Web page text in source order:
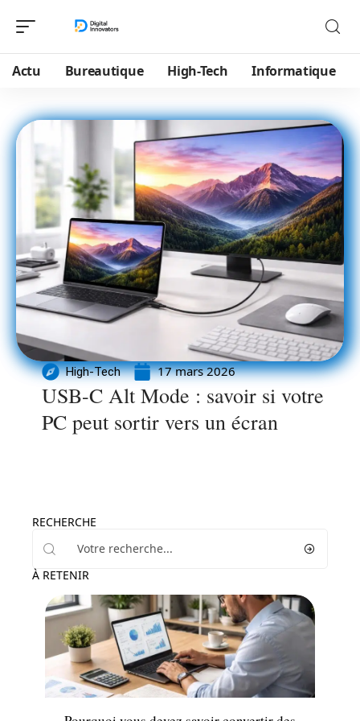
Actu Bureautique High-Tech Informatique
High-Tech 17 mars 2026
USB-C Alt Mode : savoir si votre
PC peut sortir vers un écran
RECHERCHE
À RETENIR
Informatique